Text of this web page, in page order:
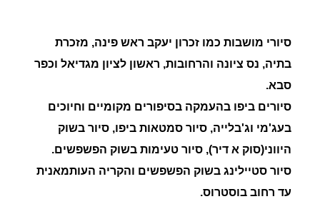
סיורי מושבות כמו זכרון יעקב ראש פינה, מזכרת
בתיה, נס ציונה והרחובות, ראשון לציון מגדיאל וכפר
סבא.
סיורים ביפו בהעמקה בסיפורים מקומיים וחיוכים
בעג'מי וג'בלייה, סיור סמטאות ביפו, סיור בשוק
היווני(סוק א דיר), סיור טעימות בשוק הפשפשים.
סיור סטיילינג בשוק הפשפשים והקריה העותמאנית
עד רחוב בוסטרוס.